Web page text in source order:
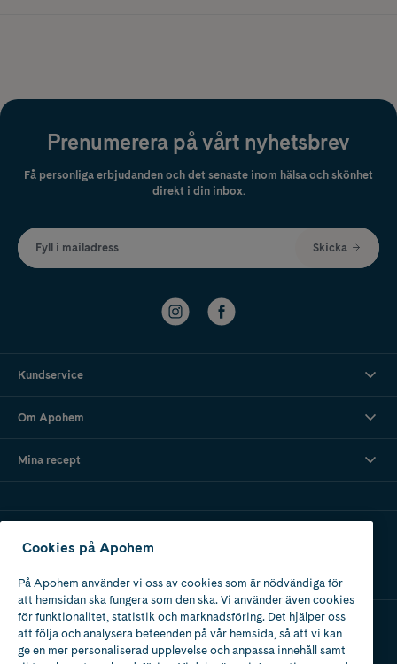
Prenumerera på vårt nyhetsbrev
Få personliga erbjudanden och det senaste inom hälsa och skönhet
direkt i din inbox.
Fyll i mailadress Skicka
Kundservice
Om Apohem
Mina recept
Apotek med tillstånd
av Läkemedelsverket
Cookies på Apohem
På Apohem använder vi oss av cookies som är nödvändiga för
att hemsidan ska fungera som den ska. Vi använder även cookies
för funktionalitet, statistik och marknadsföring. Det hjälper oss
att följa och analysera beteenden på vår hemsida, så att vi kan
ge en mer personaliserad upplevelse och anpassa innehåll samt